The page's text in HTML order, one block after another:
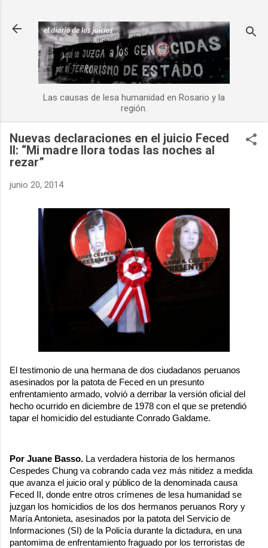
Las causas de lesa humanidad en Rosario y la
región.
Nuevas declaraciones en el juicio Feced
II: “Mi madre llora todas las noches al
rezar”
junio 20, 2014
El testimonio de una hermana de dos ciudadanos peruanos
asesinados por la patota de Feced en un presunto
enfrentamiento armado, volvió a derribar la versión oficial del
hecho ocurrido en diciembre de 1978 con el que se pretendió
tapar el homicidio del estudiante Conrado Galdame.
Por Juane Basso. La verdadera historia de los hermanos
Cespedes Chung va cobrando cada vez más nitidez a medida
que avanza el juicio oral y público de la denominada causa
Feced II, donde entre otros crímenes de lesa humanidad se
juzgan los homicidios de los dos hermanos peruanos Rory y
María Antonieta, asesinados por la patota del Servicio de
Informaciones (SI) de la Policía durante la dictadura, en una
pantomima de enfrentamiento fraguado por los terroristas de